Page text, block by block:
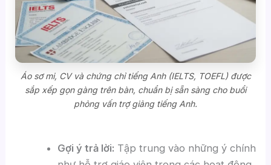
Áo sơ mi, CV và chứng chỉ tiếng Anh (IELTS, TOEFL) được
sắp xếp gọn gàng trên bàn, chuẩn bị sẵn sàng cho buổi
phỏng vấn trợ giảng tiếng Anh.
Gợi ý trả lời: Tập trung vào những ý chính